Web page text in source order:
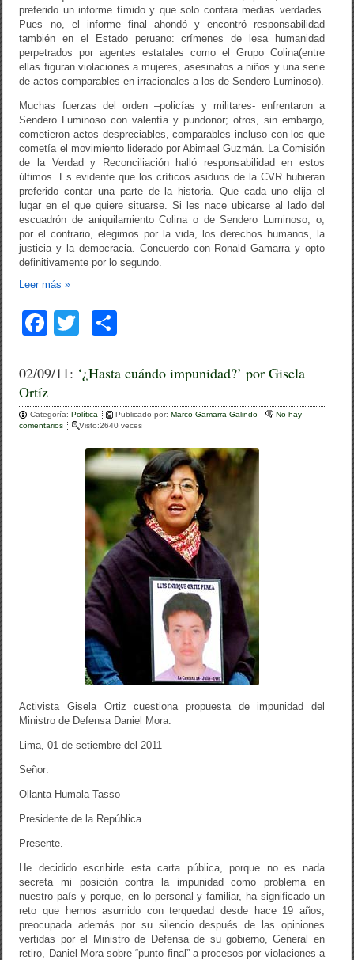
preferido un informe tímido y que solo contara medias verdades.
Pues no, el informe final ahondó y encontró responsabilidad
también en el Estado peruano: crímenes de lesa humanidad
perpetrados por agentes estatales como el Grupo Colina(entre
ellas figuran violaciones a mujeres, asesinatos a niños y una serie
de actos comparables en irracionales a los de Sendero Luminoso).
Muchas fuerzas del orden –policías y militares- enfrentaron a
Sendero Luminoso con valentía y pundonor; otros, sin embargo,
cometieron actos despreciables, comparables incluso con los que
cometía el movimiento liderado por Abimael Guzmán. La Comisión
de la Verdad y Reconciliación halló responsabilidad en estos
últimos. Es evidente que los críticos asiduos de la CVR hubieran
preferido contar una parte de la historia. Que cada uno elija el
lugar en el que quiere situarse. Si les nace ubicarse al lado del
escuadrón de aniquilamiento Colina o de Sendero Luminoso; o,
por el contrario, elegimos por la vida, los derechos humanos, la
justicia y la democracia. Concuerdo con Ronald Gamarra y opto
definitivamente por lo segundo.
Leer más»
F
c
e
b
tt
er
m
p
ar
tir
02/09/11: ‘¿Hasta cuándo impunidad?’ por Gisela
Ortíz
Categoría:Política Publicado por:Marco Gamarra Galindo
No hay
comentarios
Visto:2640 veces
Activista Gisela Ortiz cuestiona propuesta de impunidad del
Ministro de Defensa Daniel Mora.
Lima, 01 de setiembre del 2011
Señor:
Ollanta Humala Tasso
Presidente de la República
Presente.-
He decidido escribirle esta carta pública, porque no es nada
secreta mi posición contra la impunidad como problema en
nuestro país y porque, en lo personal y familiar, ha significado un
reto que hemos asumido con terquedad desde hace 19 años;
preocupada además por su silencio después de las opiniones
vertidas por el Ministro de Defensa de su gobierno, General en
retiro, Daniel Mora sobre “punto final” a procesos por violaciones a